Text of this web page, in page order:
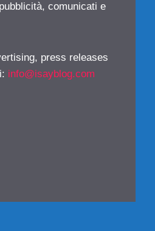
comunicati e
press releases
: info@isayblog.com